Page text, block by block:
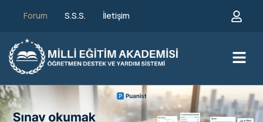
Forum S.S.S. İletişim